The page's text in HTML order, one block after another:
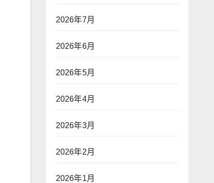
2026年7月
2026年6月
2026年5月
2026年4月
2026年3月
2026年2月
2026年1月